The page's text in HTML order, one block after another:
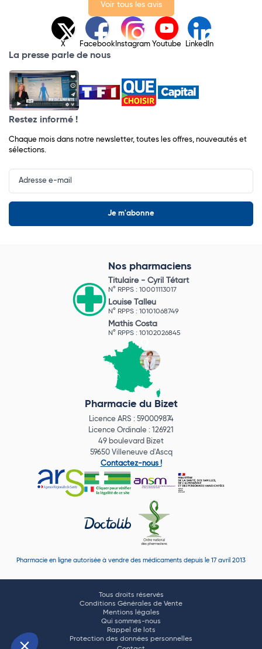
Voir tous les avis
X Facebook Instagram Youtube LinkedIn
La presse parle de nous
Restez informé !
Chaque mois dans notre newsletter, toutes les offres, nouveautés et
sélections.
Input
Newsletter
Nos pharmaciens
Titulaire - Cyril Tétart
N° RPPS : 10001113017
Louise Talleu
N° RPPS : 10101068749
Mathis Costa
N° RPPS : 10102026845
Pharmacie du Bizet
Licence ARS : 590009874
Licence Ordinale : 126921
49 boulevard Bizet
59650 Villeneuve d'Ascq
Contactez-nous !
Pharmacie en ligne autorisée à vendre des médicaments depuis le 17 avril 2013
Tous droits réservés
Conditions Générales de Vente
Mentions légales
Qui sommes-nous
Rappel de lots
Protection des données personnelles